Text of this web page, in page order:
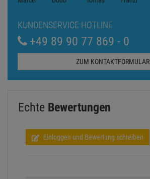
KUNDENSERVICE HOTLINE
+49 89 90 77 869 - 0
ZUM KONTAKTFORMULAR
Echte Bewertungen
Einloggen und Bewertung schreiben